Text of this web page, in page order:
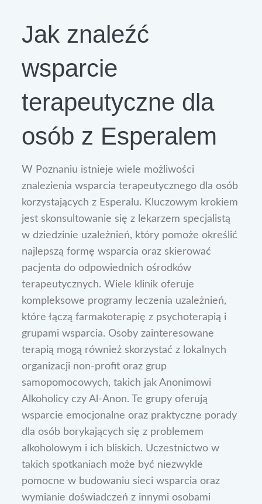
Jak znaleźć
wsparcie
terapeutyczne dla
osób z Esperalem
W Poznaniu istnieje wiele możliwości
znalezienia wsparcia terapeutycznego dla osób
korzystających z Esperalu. Kluczowym krokiem
jest skonsultowanie się z lekarzem specjalistą
w dziedzinie uzależnień, który pomoże określić
najlepszą formę wsparcia oraz skierować
pacjenta do odpowiednich ośrodków
terapeutycznych. Wiele klinik oferuje
kompleksowe programy leczenia uzależnień,
które łączą farmakoterapię z psychoterapią i
grupami wsparcia. Osoby zainteresowane
terapią mogą również skorzystać z lokalnych
organizacji non-profit oraz grup
samopomocowych, takich jak Anonimowi
Alkoholicy czy Al-Anon. Te grupy oferują
wsparcie emocjonalne oraz praktyczne porady
dla osób borykających się z problemem
alkoholowym i ich bliskich. Uczestnictwo w
takich spotkaniach może być niezwykle
pomocne w budowaniu sieci wsparcia oraz
wymianie doświadczeń z innymi osobami